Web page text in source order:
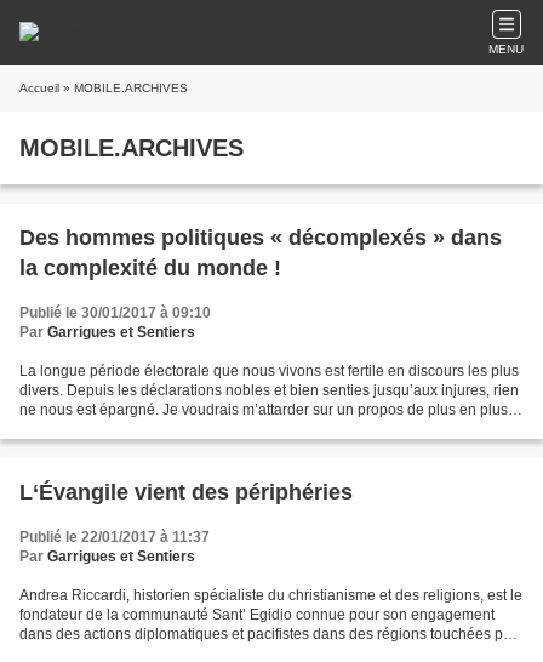
MENU
Accueil » MOBILE.ARCHIVES
MOBILE.ARCHIVES
Des hommes politiques « décomplexés » dans
la complexité du monde !
Publié le 30/01/2017 à 09:10
Par Garrigues et Sentiers
La longue période électorale que nous vivons est fertile en discours les plus
divers. Depuis les déclarations nobles et bien senties jusqu’aux injures, rien
ne nous est épargné. Je voudrais m’attarder sur un propos de plus en plus
L‘Évangile vient des périphéries
Publié le 22/01/2017 à 11:37
Par Garrigues et Sentiers
Andrea Riccardi, historien spécialiste du christianisme et des religions, est le
fondateur de la communauté Sant’ Egidio connue pour son engagement
dans des actions diplomatiques et pacifistes dans des régions touchées par